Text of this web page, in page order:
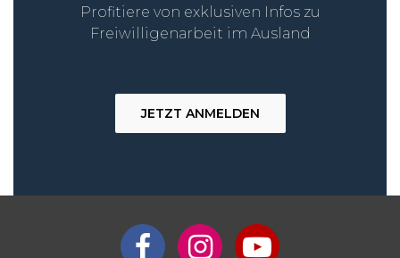
Profitiere von exklusiven Infos zu
Freiwilligenarbeit im Ausland
JETZT ANMELDEN